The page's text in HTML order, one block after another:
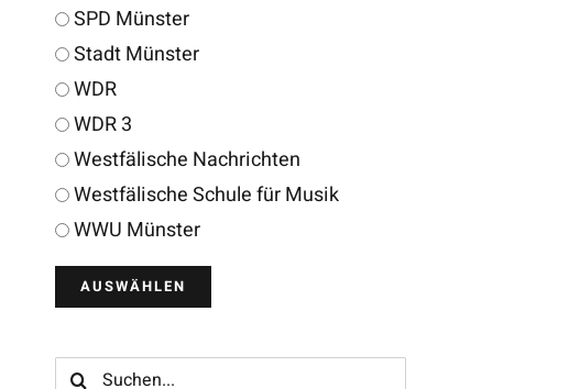
SPD Münster
Stadt Münster
WDR
WDR 3
Westfälische Nachrichten
Westfälische Schule für Musik
WWU Münster
Suche